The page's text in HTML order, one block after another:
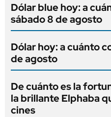
Dólar blue hoy: a
sábado 8 de agosto
Dólar hoy: a cuánto
de agosto
De cuánto es la
la brillante Elphaba
cines